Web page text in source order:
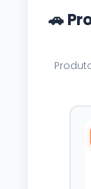
🚗